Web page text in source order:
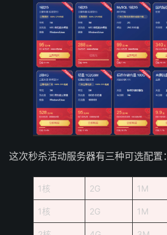
这次秒杀活动服务器有三种可选配置：
1核 2G 1M
1核 2G 1M